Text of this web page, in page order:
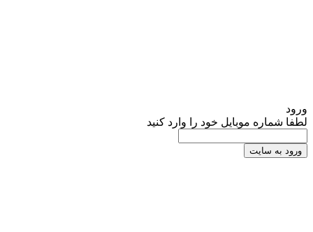
ورود
لطفا شماره موبایل خود را وارد کنید
ورود به سایت